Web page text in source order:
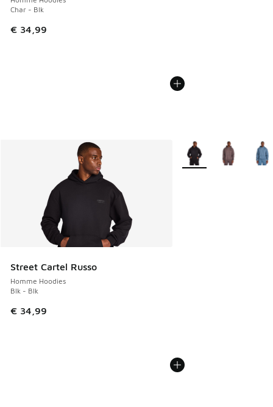
Char - Blk
€ 34,99
Street Cartel Russo
Homme Hoodies
Blk - Blk
€ 34,99
Plus de couleurs